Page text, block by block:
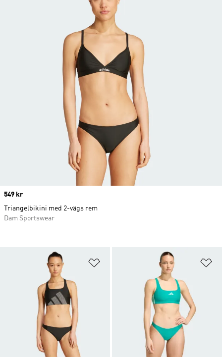
Lägg till på önskelistan
Price
549 kr
Triangelbikini med 2-vägs rem
Dam Sportswear